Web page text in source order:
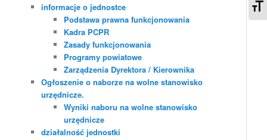
informacje o jednostce
Podstawa prawna funkcjonowania
Kadra PCPR
Zasady funkcjonowania
Programy powiatowe
Zarządzenia Dyrektora / Kierownika
Ogłoszenie o naborze na wolne stanowisko
urzędnicze.
Wyniki naboru na wolne stanowisko
urzędnicze
działalność jednostki